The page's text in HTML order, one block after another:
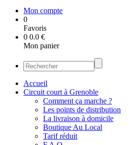
Mon compte
0
Favoris
0 0.0 €
Mon panier
Accueil
Circuit court à Grenoble
Comment ça marche ?
Les points de distribution
La livraison à domicile
Boutique Au Local
Tarif réduit